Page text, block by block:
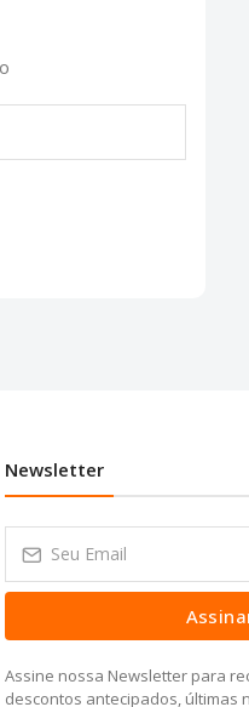
Newsletter
Assine nossa Newsletter para
descontos antecipados, últimas